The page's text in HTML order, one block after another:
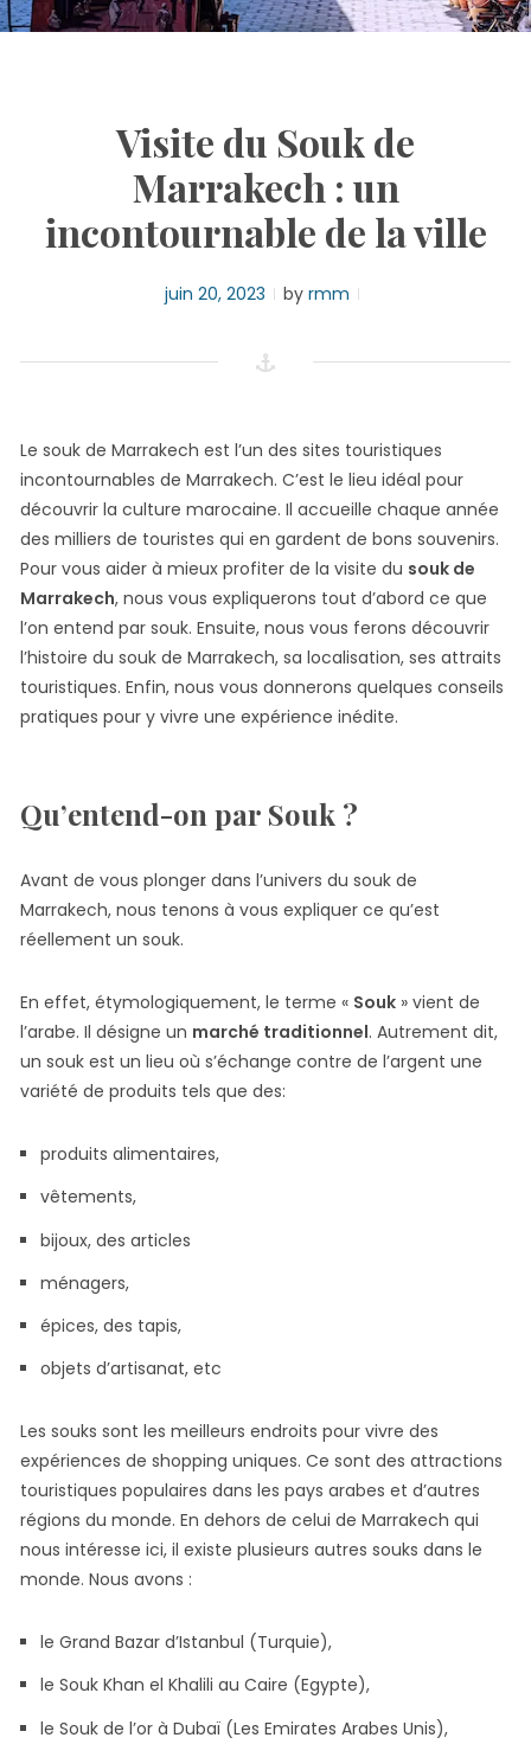
Visite du Souk de
Marrakech : un
incontournable de la ville
juin 20, 2023 by rmm
Le souk de Marrakech est l’un des sites touristiques
incontournables de Marrakech. C’est le lieu idéal pour
découvrir la culture marocaine. Il accueille chaque année
des milliers de touristes qui en gardent de bons souvenirs.
Pour vous aider à mieux profiter de la visite du souk de
Marrakech, nous vous expliquerons tout d’abord ce que
l’on entend par souk. Ensuite, nous vous ferons découvrir
l’histoire du souk de Marrakech, sa localisation, ses attraits
touristiques. Enfin, nous vous donnerons quelques conseils
pratiques pour y vivre une expérience inédite.
Qu’entend-on par Souk ?
Avant de vous plonger dans l’univers du souk de
Marrakech, nous tenons à vous expliquer ce qu’est
réellement un souk.
En effet, étymologiquement, le terme « Souk» vient de
l’arabe. Il désigne un marché traditionnel. Autrement dit,
un souk est un lieu où s’échange contre de l’argent une
variété de produits tels que des:
produits alimentaires,
vêtements,
bijoux, des articles
ménagers,
épices, des tapis,
objets d’artisanat, etc
Les souks sont les meilleurs endroits pour vivre des
expériences de shopping uniques. Ce sont des attractions
touristiques populaires dans les pays arabes et d’autres
régions du monde. En dehors de celui de Marrakech qui
nous intéresse ici, il existe plusieurs autres souks dans le
monde. Nous avons :
le Grand Bazar d’Istanbul (Turquie),
le Souk Khan el Khalili au Caire (Egypte),
le Souk de l’or à Dubaï (Les Emirates Arabes Unis),